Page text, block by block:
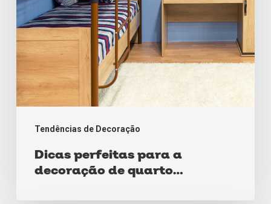
Tendências de Decoração
compartilhado
Dicas perfeitas para a
decoração de quarto